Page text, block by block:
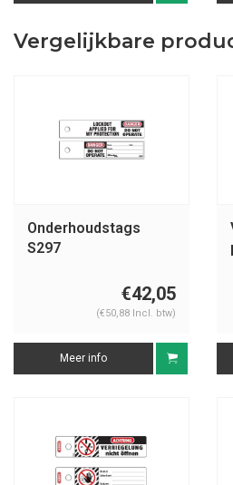
Vergelijkbare
Onderhoudstags
S297
€42,05
(€50,88 Incl. btw)
Meer info